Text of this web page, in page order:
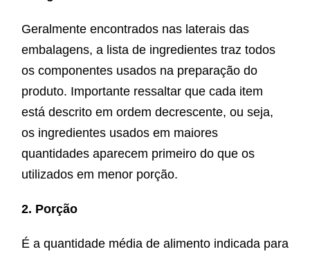
Geralmente encontrados nas laterais das
embalagens, a lista de ingredientes traz todos
os componentes usados na preparação do
produto. Importante ressaltar que cada item
está descrito em ordem decrescente, ou seja,
os ingredientes usados em maiores
quantidades aparecem primeiro do que os
utilizados em menor porção.
2. Porção
É a quantidade média de alimento indicada para